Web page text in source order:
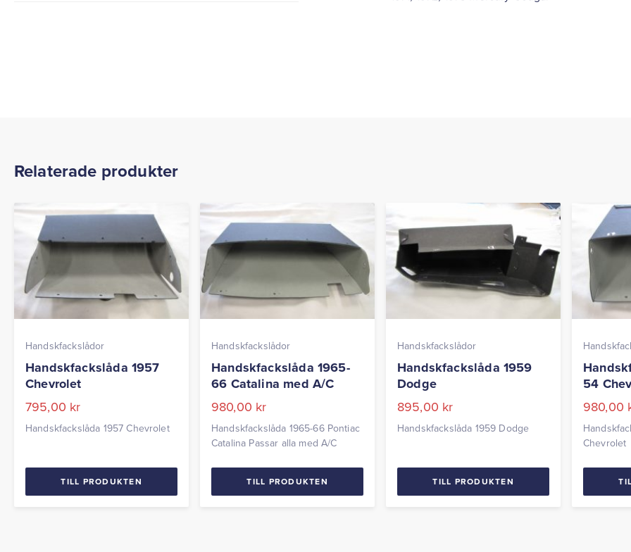
Relaterade produkter
Handskfackslådor
Handskfackslåda 1957
Chevrolet
795,00 kr
Handskfackslåda 1957 Chevrolet
TILL PRODUKTEN
Handskfackslådor
Handskfackslåda 1965-
66 Catalina med A/C
980,00 kr
Handskfackslåda 1965-66 Pontiac
Catalina Passar alla med A/C
TILL PRODUKTEN
Handskfackslådor
Handskfackslåda 1959
Dodge
895,00 kr
Handskfackslåda 1959 Dodge
TILL PRODUKTEN
54
980,00
Chevrolet